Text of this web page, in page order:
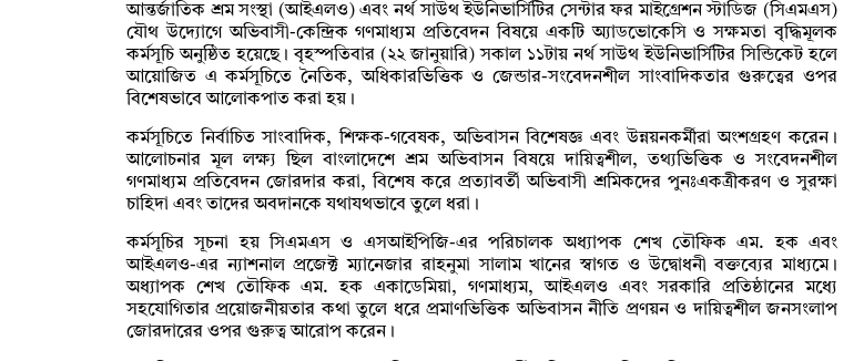
আন্তর্জাতিক শ্রম সংস্থা (আইএলও) এবং নর্থ সাউথ ইউনিভার্সিটির সেন্টার ফর মাইগ্রেশন স্টাডিজ (সিএমএস)
যৌথ উদ্যোগে অভিবাসী-কেন্দ্রিক গণমাধ্যম প্রতিবেদন বিষয়ে একটি অ্যাডভোকেসি ও সক্ষমতা বৃদ্ধিমূলক
কর্মসূচি অনুষ্ঠিত হয়েছে। বৃহস্পতিবার (২২ জানুয়ারি) সকাল ১১টায় নর্থ সাউথ ইউনিভার্সিটির সিন্ডিকেট হলে
আয়োজিত এ কর্মসূচিতে নৈতিক, অধিকারভিত্তিক ও জেন্ডার-সংবেদনশীল সাংবাদিকতার গুরুত্বের ওপর
বিশেষভাবে আলোকপাত করা হয়।
কর্মসূচিতে নির্বাচিত সাংবাদিক, শিক্ষক-গবেষক, অভিবাসন বিশেষজ্ঞ এবং উন্নয়নকর্মীরা অংশগ্রহণ করেন।
আলোচনার মূল লক্ষ্য ছিল বাংলাদেশে শ্রম অভিবাসন বিষয়ে দায়িত্বশীল, তথ্যভিত্তিক ও সংবেদনশীল
গণমাধ্যম প্রতিবেদন জোরদার করা, বিশেষ করে প্রত্যাবর্তী অভিবাসী শ্রমিকদের পুনঃএকত্রীকরণ ও সুরক্ষা
চাহিদা এবং তাদের অবদানকে যথাযথভাবে তুলে ধরা।
কর্মসূচির সূচনা হয় সিএমএস ও এসআইপিজি-এর পরিচালক অধ্যাপক শেখ তৌফিক এম. হক এবং
আইএলও-এর ন্যাশনাল প্রজেক্ট ম্যানেজার রাহনুমা সালাম খানের স্বাগত ও উদ্বোধনী বক্তব্যের মাধ্যমে।
অধ্যাপক শেখ তৌফিক এম. হক একাডেমিয়া, গণমাধ্যম, আইএলও এবং সরকারি প্রতিষ্ঠানের মধ্যে
সহযোগিতার প্রয়োজনীয়তার কথা তুলে ধরে প্রমাণভিত্তিক অভিবাসন নীতি প্রণয়ন ও দায়িত্বশীল জনসংলাপ
জোরদারের ওপর গুরুত্ব আরোপ করেন।